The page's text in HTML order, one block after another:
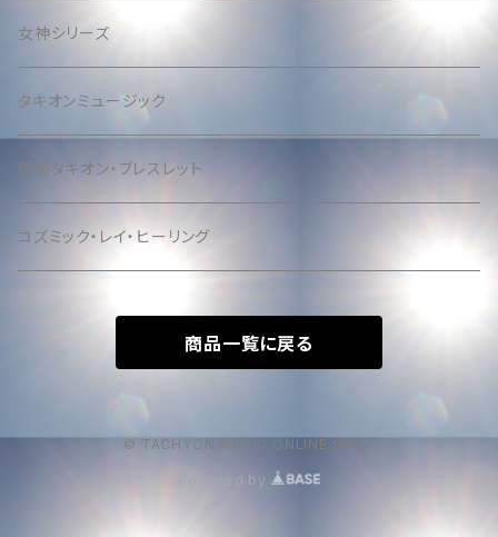
女神シリーズ
タキオンミュージック
銀河タキオン・ブレスレット
コズミック・レイ・ヒーリング
商品一覧に戻る
© TACHYON MUSIC ONLINE SHOP
Powered by